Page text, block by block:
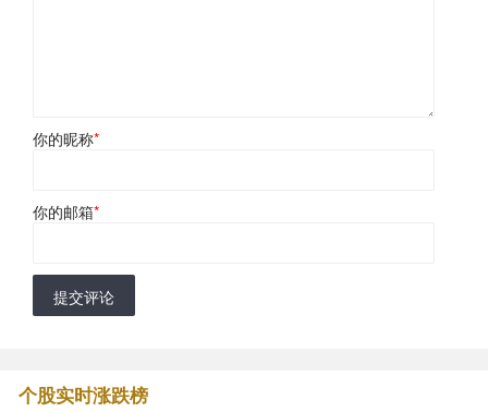
你的昵称*
你的邮箱*
提交评论
个股实时涨跌榜